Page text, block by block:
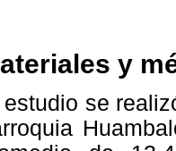
y
estudio se